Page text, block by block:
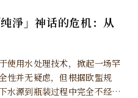
淨」神话的危机：从
使用水处理技术，掀起一场罕
性并无疑虑，但根据欧盟规
水源到瓶装过程中完全不经改